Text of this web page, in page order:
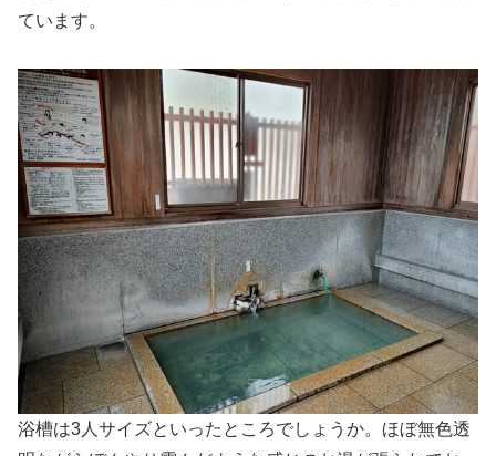
ています。
浴槽は3人サイズといったところでしょうか。ほぼ無色透